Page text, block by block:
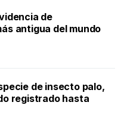
de
antigua del mundo
de insecto palo,
registrado hasta